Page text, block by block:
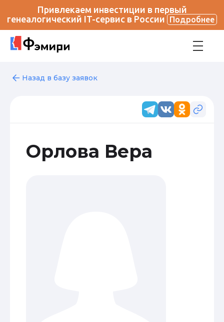
Привлекаем инвестиции в первый
генеалогический IT-сервис в России
Подробнее
Назад в базу заявок
Орлова Вера